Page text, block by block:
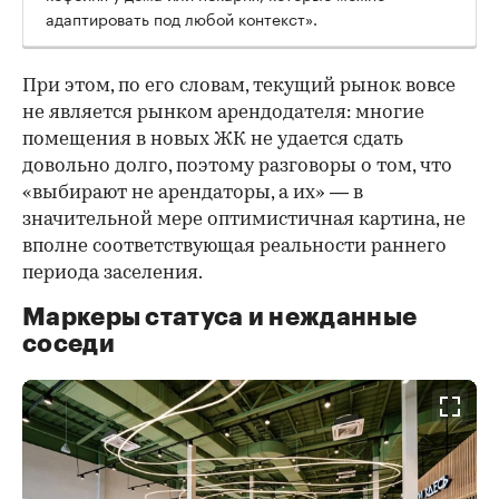
адаптировать под любой контекст».
При этом, по его словам, текущий рынок вовсе
не является рынком арендодателя: многие
помещения в новых ЖК не удается сдать
довольно долго, поэтому разговоры о том, что
«выбирают не арендаторы, а их» — в
значительной мере оптимистичная картина, не
вполне соответствующая реальности раннего
периода заселения.
Маркеры статуса и нежданные
соседи